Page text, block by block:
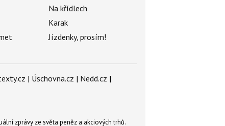
Na křídlech
Karak
Jízdenky, prosím!
| Úschovna.cz | Nedd.cz |
zprávy ze světa peněz a akciových trhů.